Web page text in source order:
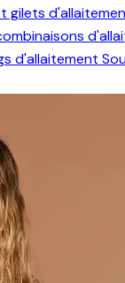
gilets
d'allaitement